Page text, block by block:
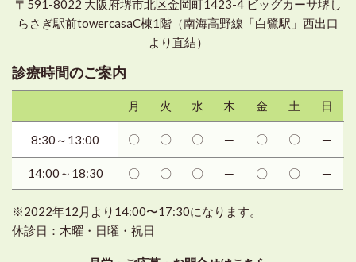
〒591-8022 大阪府堺市北区金岡町1423-4 ビッグカーサ堺し
らさぎ駅前towercasaC棟1階（南海高野線「白鷺駅」西出口
より直結）
診療時間のご案内
月 火 水 木 金 土 日
8:30～13:00 〇 〇 〇 ─ 〇 〇 ─
14:00～18:30 〇 〇 〇 ─ 〇 〇 ─
※2022年12月より14:00〜17:30になります。
休診日：木曜・日曜・祝日